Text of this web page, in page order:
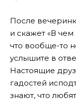
После
и скажет «В
что вообще-то
услышите в
Настоящие
гадостей
знают, что